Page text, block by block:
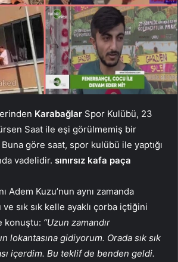
Karabağlar Spor Kulübü, 23
Saat ile eşi görülmemiş bir
göre saat, spor kulübü ile yaptığı
vadelidir. sınırsız kafa paça
Adem Kuzu’nun aynı zamanda
sık sık kelle ayaklı çorba içtiğini
konuştu: “Uzun zamandır
lokantasına gidiyorum. Orada sık sık
içerdim. Bu teklif de benden geldi.